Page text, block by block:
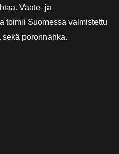
Vaate- ja
toimii Suomessa valmistettu
poronnahka.